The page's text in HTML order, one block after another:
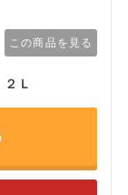
この商品を見る
Ｌ